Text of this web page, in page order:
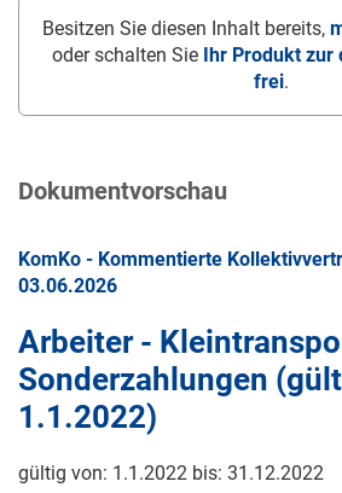
Besitzen Sie diesen Inhalt bereits,
oder schalten Sie
Ihr Produkt
frei.
Dokumentvorschau
KomKo - Kommentierte
03.06.2026
Arbeiter -
Sonderzahlungen
1.1.2022)
gültig von: 1.1.2022 bis: 31.12.2022